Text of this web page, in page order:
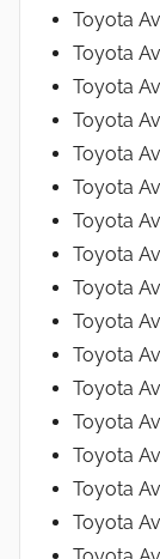
Toyota
Toyota
Toyota
Toyota
Toyota
Toyota
Toyota
Toyota
Toyota
Toyota
Toyota
Toyota
Toyota
Toyota
Toyota
Toyota